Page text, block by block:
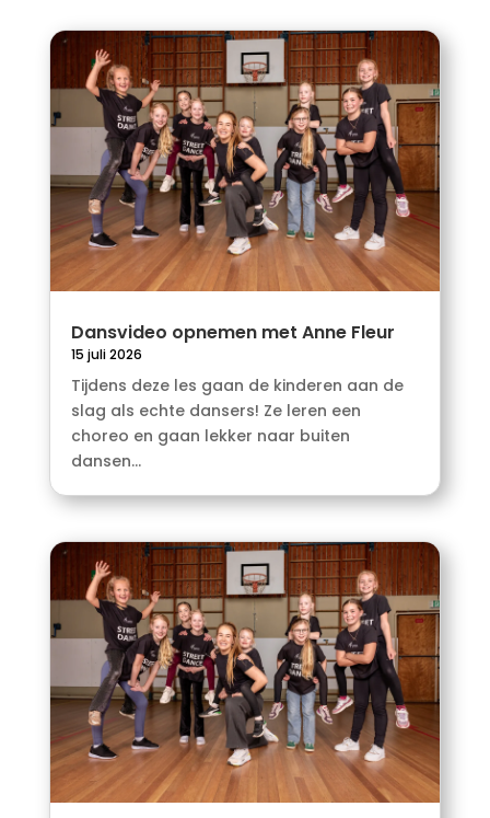
Dansvideo opnemen met Anne Fleur
15 juli 2026
Tijdens deze les gaan de kinderen aan de
slag als echte dansers! Ze leren een
choreo en gaan lekker naar buiten
dansen...